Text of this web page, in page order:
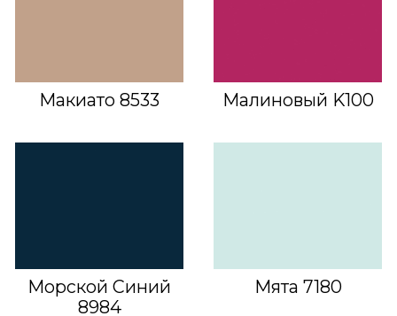
Макиато 8533 Малиновый K100
Морской Синий
8984
Мята 7180